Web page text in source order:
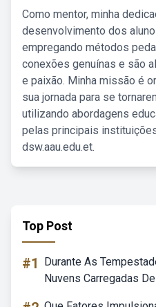
Como mentor, minha
desenvolvimento dos
empregando métodos
conexões genuínas e são
e paixão. Minha missão é
sua jornada para se
utilizando abordagens
pelas principais
dsw.aau.edu.et.
Top Post
#1
Durante As
Nuvens Carregadas